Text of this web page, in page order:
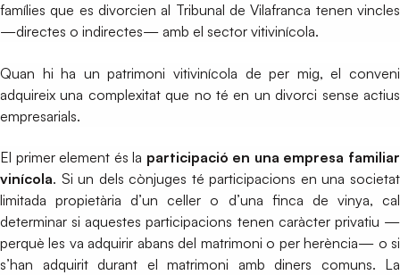
famílies que es divorcien al Tribunal de Vilafranca tenen vincles
—directes o indirectes— amb el sector vitivinícola.
Quan hi ha un patrimoni vitivinícola de per mig, el conveni
adquireix una complexitat que no té en un divorci sense actius
empresarials.
El primer element és la participació en una empresa familiar
vinícola. Si un dels cònjuges té participacions en una societat
limitada propietària d’un celler o d’una finca de vinya, cal
determinar si aquestes participacions tenen caràcter privatiu —
perquè les va adquirir abans del matrimoni o per herència— o si
s’han adquirit durant el matrimoni amb diners comuns. La